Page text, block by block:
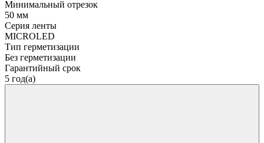
Минимальный отрезок
50 мм
Серия ленты
MICROLED
Тип герметизации
Без герметизации
Гарантийный срок
5 год(а)